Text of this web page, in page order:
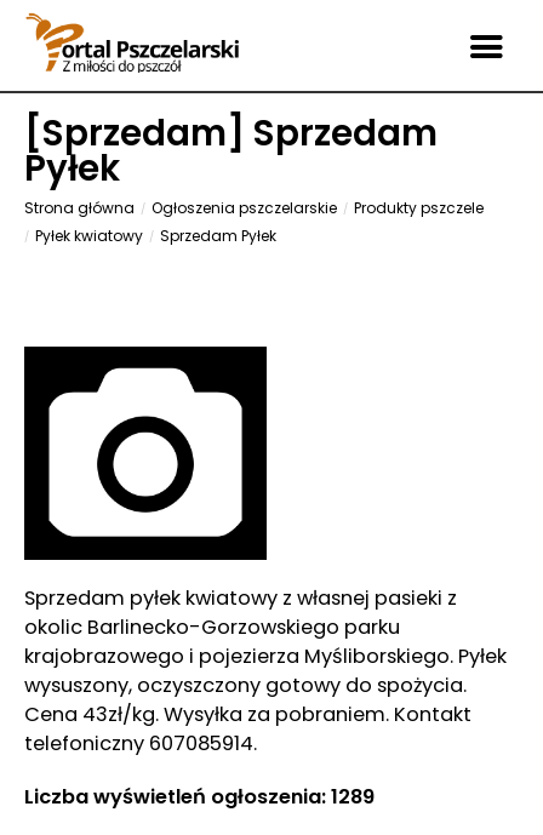
[Sprzedam] Sprzedam
Pyłek
Strona główna Ogłoszenia pszczelarskie
Produkty pszczele
Pyłek kwiatowy
Sprzedam Pyłek
Sprzedam pyłek kwiatowy z własnej pasieki z
okolic Barlinecko-Gorzowskiego parku
krajobrazowego i pojezierza Myśliborskiego. Pyłek
wysuszony, oczyszczony gotowy do spożycia.
Cena 43zł/kg. Wysyłka za pobraniem. Kontakt
telefoniczny 607085914.
Liczba wyświetleń ogłoszenia: 1289